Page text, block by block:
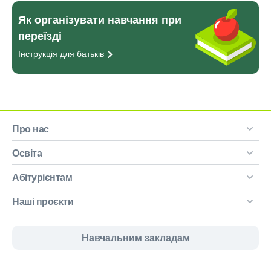
Як організувати навчання при
переїзді
Інструкція для батьків
Про нас
Освіта
Абітурієнтам
Наші проєкти
Навчальним закладам